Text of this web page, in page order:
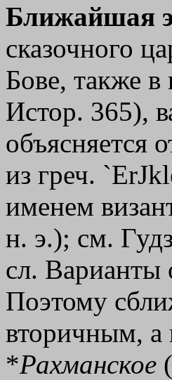
Ближайшая
сказочного
Бове, также
Истор. 365),
объясняется
из греч.
именем
н. э.); см.
сл. Варианты
Поэтому
вторичным, а
*Рахманское